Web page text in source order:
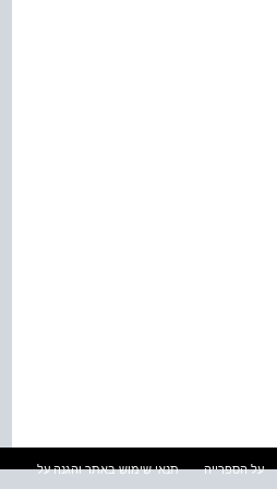
על הספרייה
תנאי שימוש באתר והגנה על